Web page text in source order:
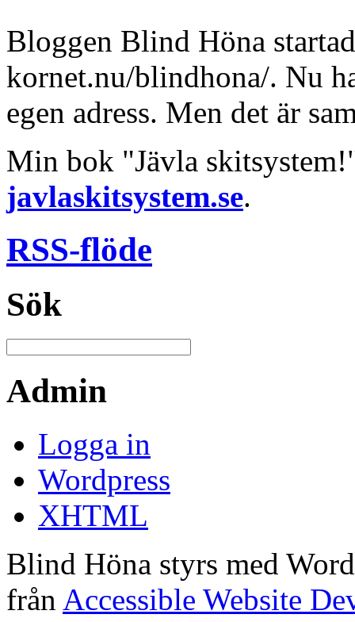
Bloggen Blind Höna
kornet.nu/blindhona/. Nu
egen adress. Men det är
Min bok "Jävla
javlaskitsystem.se.
RSS-flöde
Sök
Admin
Logga in
Wordpress
XHTML
Blind Höna styrs med
från Accessible Website